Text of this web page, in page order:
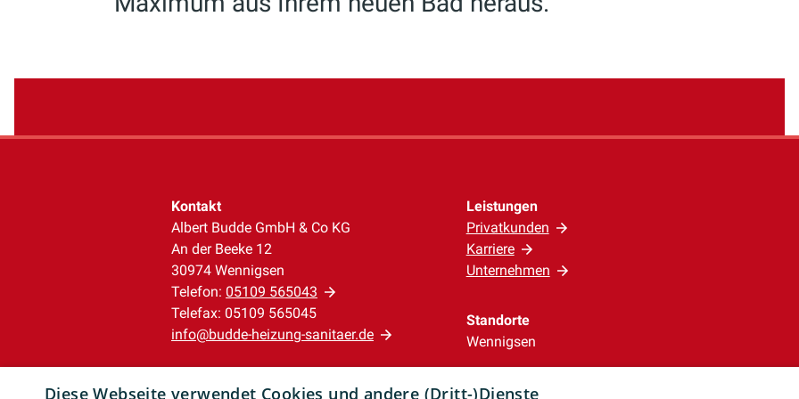
Kontakt
Albert Budde GmbH & Co KG
An der Beeke 12
30974 Wennigsen
Telefon: 05109 565043
Telefax: 05109 565045
info@budde-heizung-sanitaer.de
Unternehmen
Leistungen
Privatkunden
Karriere
Unternehmen
Standorte
Wennigsen
Diese Webseite verwendet Cookies und andere (Dritt-)Dienste